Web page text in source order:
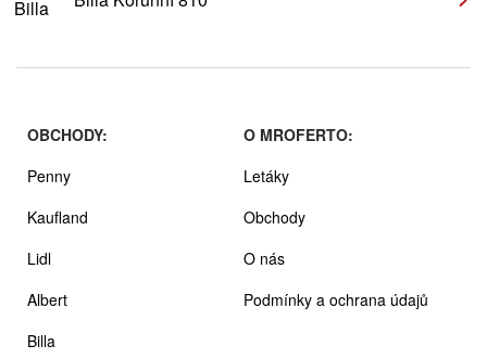
OBCHODY:
Penny
Kaufland
Lidl
Albert
Billa
O MROFERTO:
Letáky
Obchody
O nás
Podmínky a ochrana údajů